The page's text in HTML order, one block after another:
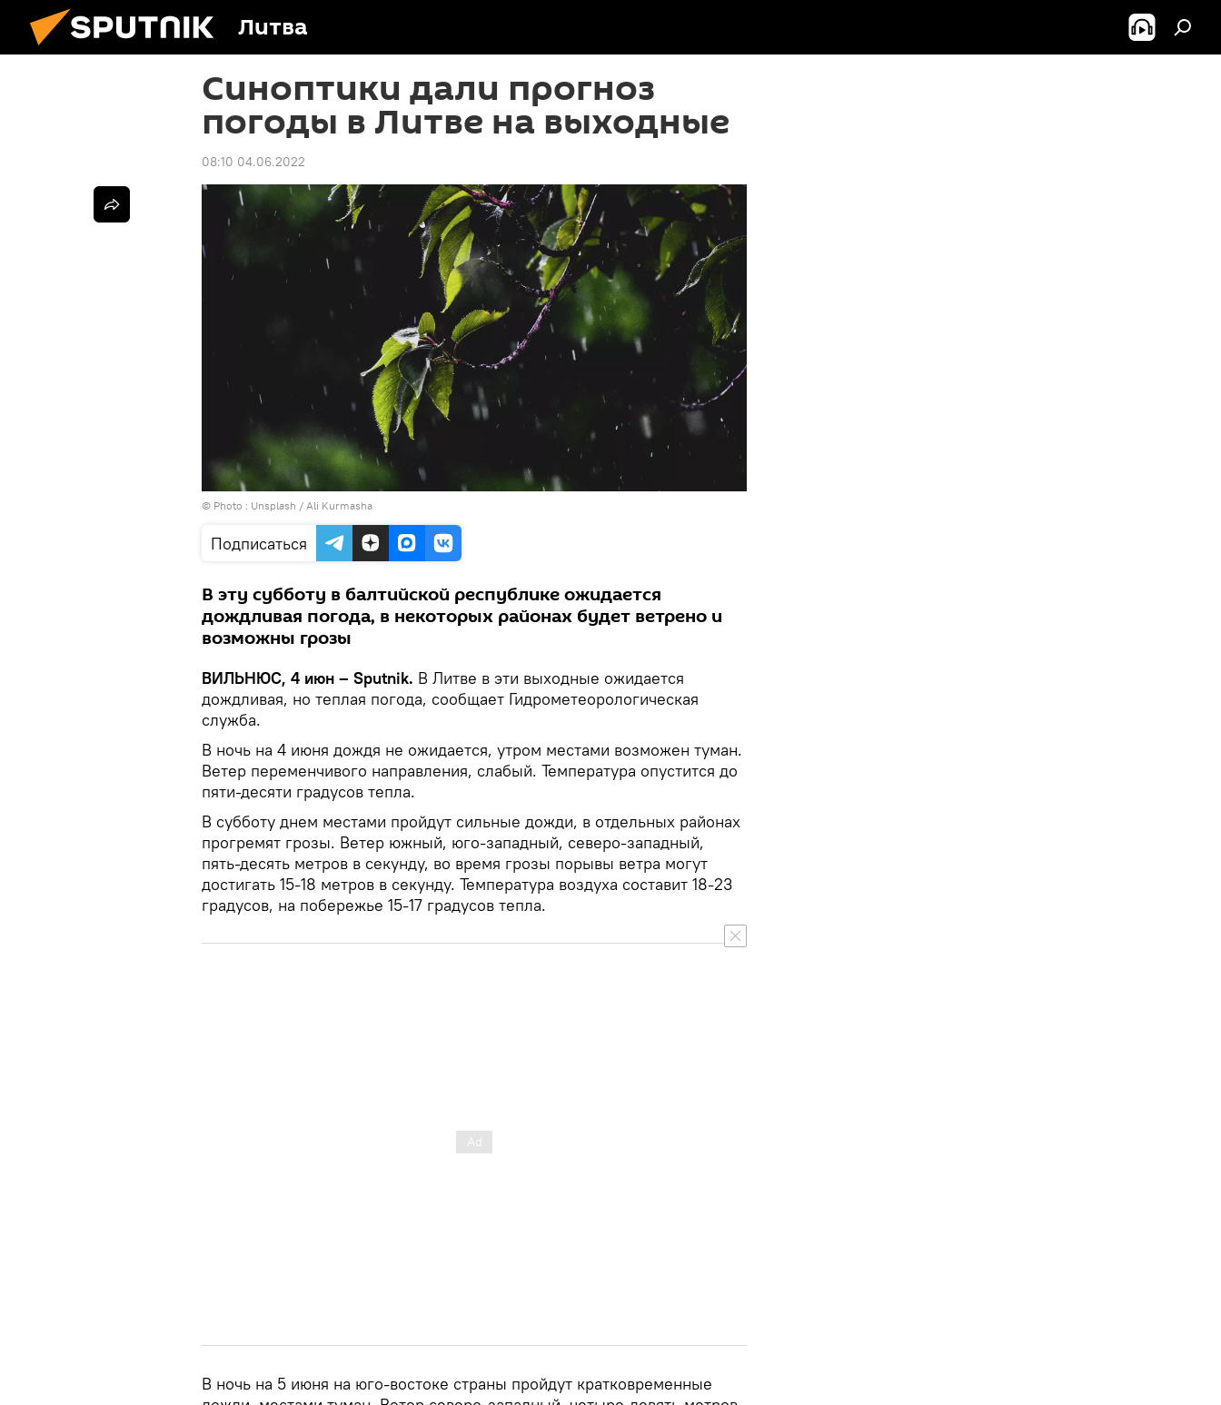
Литва
Синоптики дали прогноз
погоды в Литве на выходные
08:10 04.06.2022
© Photo : Unsplash / Ali Kurmasha
Подписаться
В эту субботу в балтийской республике ожидается
дождливая погода, в некоторых районах будет ветрено и
возможны грозы
ВИЛЬНЮС, 4 июн – Sputnik. В Литве в эти выходные ожидается
дождливая, но теплая погода, сообщает Гидрометеорологическая
служба.
В ночь на 4 июня дождя не ожидается, утром местами возможен туман.
Ветер переменчивого направления, слабый. Температура опустится до
пяти-десяти градусов тепла.
В субботу днем местами пройдут сильные дожди, в отдельных районах
прогремят грозы. Ветер южный, юго-западный, северо-западный,
пять-десять метров в секунду, во время грозы порывы ветра могут
достигать 15-18 метров в секунду. Температура воздуха составит 18-23
градусов, на побережье 15-17 градусов тепла.
В ночь на 5 июня на юго-востоке страны пройдут кратковременные